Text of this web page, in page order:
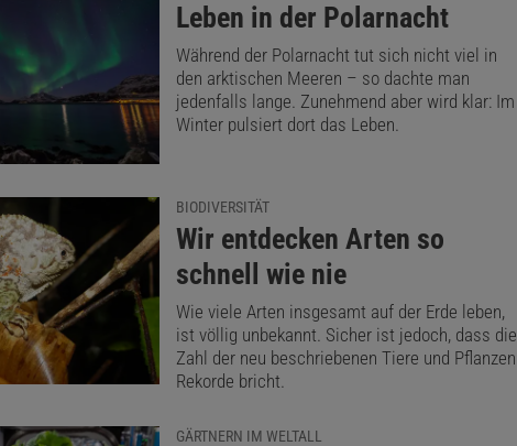
:
Leben in der Polarnacht
Während der Polarnacht tut sich nicht viel in
den arktischen Meeren – so dachte man
jedenfalls lange. Zunehmend aber wird klar: Im
Winter pulsiert dort das Leben.
BIODIVERSITÄT
:
Wir entdecken Arten so
schnell wie nie
Wie viele Arten insgesamt auf der Erde leben,
ist völlig unbekannt. Sicher ist jedoch, dass die
Zahl der neu beschriebenen Tiere und Pflanzen
Rekorde bricht.
GÄRTNERN IM WELTALL